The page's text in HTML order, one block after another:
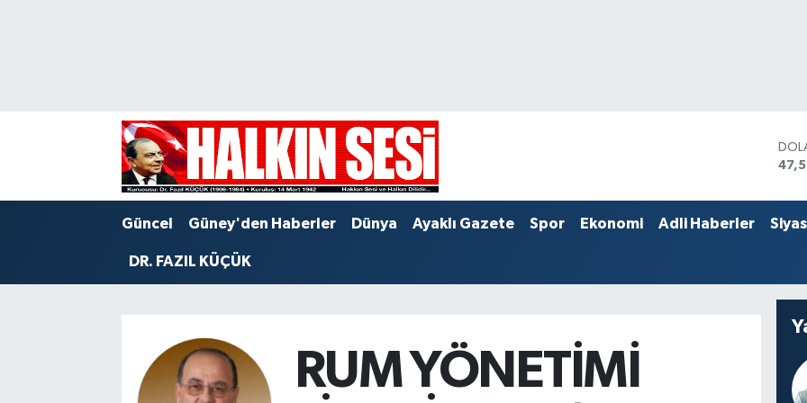
Güncel Güney'den Haberler Dünya Ayaklı Gazete Spor Ekonomi Adli Haberler
DR. FAZIL KÜÇÜK
RUM YÖNETİMİ
Trafik Durumu
Puan Durumu ve Fikstür